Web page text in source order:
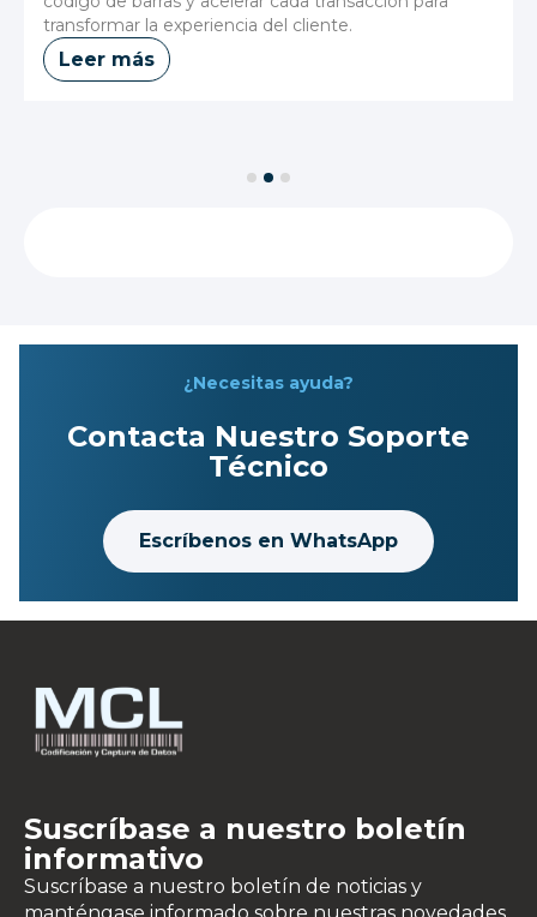
transformar la experiencia del cliente.
Leer más
¿Necesitas ayuda?
Contacta Nuestro Soporte
Técnico
Escríbenos en WhatsApp
Suscríbase a nuestro boletín
informativo
Suscríbase a nuestro boletín de noticias y